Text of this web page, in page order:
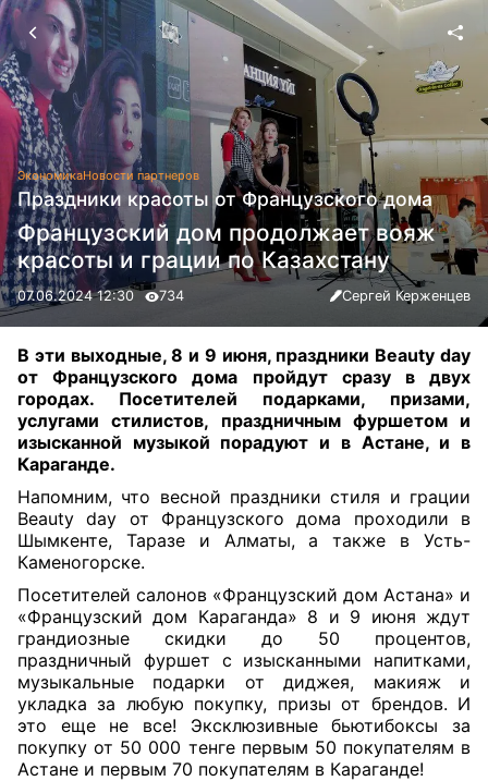
ЭкономикаНовости партнеров
Праздники красоты от Французского дома
Французский дом продолжает вояж
красоты и грации по Казахстану
07.06.2024 12:30 734 Сергей Керженцев
В эти выходные, 8 и 9 июня, праздники Beauty day
от Французского дома пройдут сразу в двух
городах. Посетителей подарками, призами,
услугами стилистов, праздничным фуршетом и
изысканной музыкой порадуют и в Астане, и в
Караганде.
Напомним, что весной праздники стиля и грации
Beauty day от Французского дома проходили в
Шымкенте, Таразе и Алматы, а также в Усть-
Каменогорске.
Посетителей салонов «Французский дом Астана» и
«Французский дом Караганда» 8 и 9 июня ждут
грандиозные скидки до 50 процентов,
праздничный фуршет с изысканными напитками,
музыкальные подарки от диджея, макияж и
укладка за любую покупку, призы от брендов. И
это еще не все! Эксклюзивные бьютибоксы за
покупку от 50 000 тенге первым 50 покупателям в
Астане и первым 70 покупателям в Караганде!